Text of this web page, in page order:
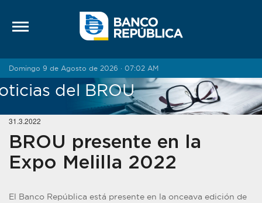
Domingo 9 de Agosto de 2026 · 07:02 AM
del BROU
31.3.2022
BROU presente en la
Expo Melilla 2022
El Banco República está presente en la onceava edición de